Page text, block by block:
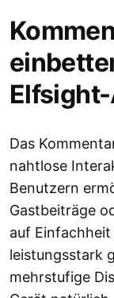
Das
nahtlose
Benutzern
Gastbeiträge
auf
leistungsstark
mehrstufige